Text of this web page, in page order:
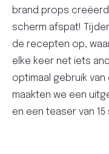
brand props
scherm afspat!
de recepten op,
elke keer net iets
optimaal gebruik
maakten we een
en een teaser van